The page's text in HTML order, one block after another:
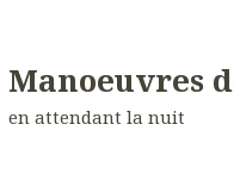
Manoeuvres
en attendant la nuit